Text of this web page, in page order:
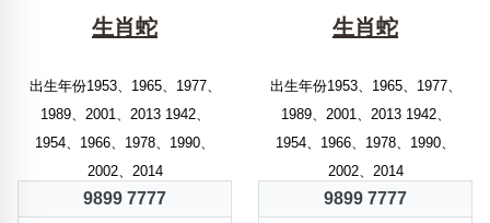
生肖蛇
出生年份1953、1965、1977、
1989、2001、2013 1942、
1954、1966、1978、1990、
2002、2014
9899 7777
生肖蛇
出生年份1953、1965、1977、
1989、2001、2013 1942、
1954、1966、1978、1990、
2002、2014
9899 7777